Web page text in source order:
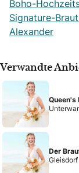
Boho-
Signature-
Alexander
Verwandte
Queen's
Der
Gleisdorf